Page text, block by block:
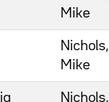
Mike
Nichols,
Mike
Nichols,